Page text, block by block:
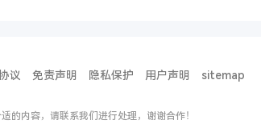
议 免责声明 隐私保护 用户声明 sitemap
的内容，请联系我们进行处理，谢谢合作！